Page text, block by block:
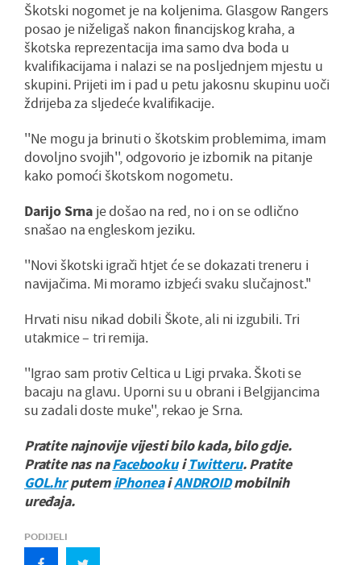
Škotski nogomet je na koljenima. Glasgow Rangers
posao je niželigaš nakon financijskog kraha, a
škotska reprezentacija ima samo dva boda u
kvalifikacijama i nalazi se na posljednjem mjestu u
skupini. Prijeti im i pad u petu jakosnu skupinu uoči
ždrijeba za sljedeće kvalifikacije.
''Ne mogu ja brinuti o škotskim problemima, imam
dovoljno svojih'', odgovorio je izbornik na pitanje
kako pomoći škotskom nogometu.
Darijo Srna je došao na red, no i on se odlično
snašao na engleskom jeziku.
''Novi škotski igrači htjet će se dokazati treneru i
navijačima. Mi moramo izbjeći svaku slučajnost.''
Hrvati nisu nikad dobili Škote, ali ni izgubili. Tri
utakmice – tri remija.
''Igrao sam protiv Celtica u Ligi prvaka. Škoti se
bacaju na glavu. Uporni su u obrani i Belgijancima
su zadali doste muke'', rekao je Srna.
Pratite najnovije vijesti bilo kada, bilo gdje.
Pratite nas naFacebookuiTwitteru. Pratite
GOL.hrputemiPhoneaiANDROIDmobilnih
uređaja.
PODIJELI